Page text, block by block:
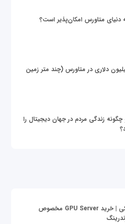
به دنیای متاورس امکان‌پذیر است؟
زمین 4.3 میلیون دلاری در متاورس (چند متر زمین
زندگی مردم در جهان دیجیتال را
قیمت سرور گرافیکی | خرید GPU Server مخصوص